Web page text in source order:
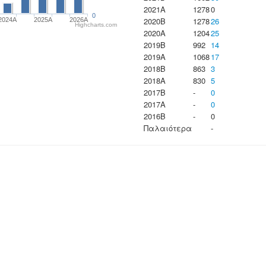
2025A 2026A
0
Highcharts.com
2021A
12780
2020B
127826
2020A
120425
2019B
992 14
2019A
106817
2018B
863 3
2018A
830 5
2017B
-
0
2017A
-
0
2016B
-
0
Παλαιότερα
-